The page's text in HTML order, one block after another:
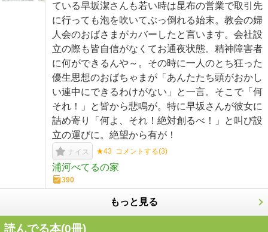
ている早坂潔さんも若い時は昆布の営業で取引先
に行っても泡を吹いてぶっ倒れる始末。教会の婦
人会のおばさまがカバーしたと言います。会社設
立の際も皆自信がなくてお通夜状態。精神障害者
に何ができるんや～。その時に一人のとち狂った
優生思想のおばちゃまが「あんたたち頭がおかし
い連中にできるわけがない」と一言。そこで「何
それ！」と皆から悲鳴が。特に早坂さんが彼女に
詰め寄り「何よ、それ！絶対創るべ！」と叫び設
立の運びに。絶望から有が！
ナイス ★43 コメントする(3)
浦河べてるの家
390
もっと見る
読んでる本(0冊)